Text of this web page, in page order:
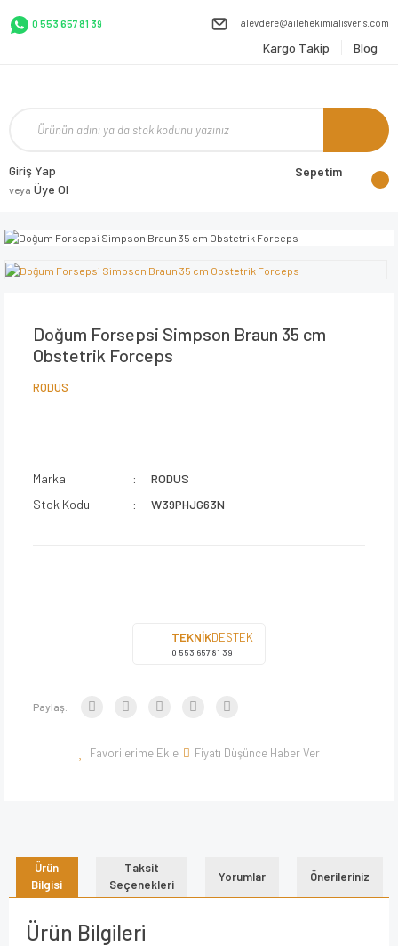
0 553 657 81 39 alevdere@ailehekimialisveris.com
Kargo Takip Blog
Giriş Yap
veya Üye Ol
Sepetim
Doğum Forsepsi Simpson Braun 35 cm
Obstetrik Forceps
RODUS
Marka
RODUS
Stok Kodu
W39PHJG63N
TEKNİKDESTEK
0 553 657 81 39
Paylaş:
Fiyatı Düşünce Haber Ver
Ürün
Bilgisi
Taksit
Seçenekleri
Yorumlar Önerileriniz
Ürün Bilgileri